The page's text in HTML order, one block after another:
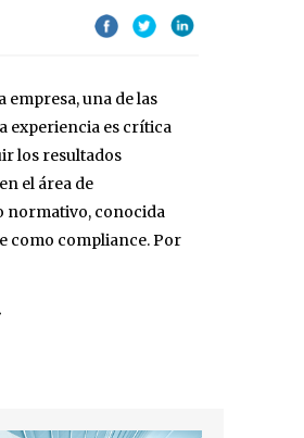
empresa, una de las
experiencia es crítica
los resultados
el área de
normativo, conocida
como compliance. Por